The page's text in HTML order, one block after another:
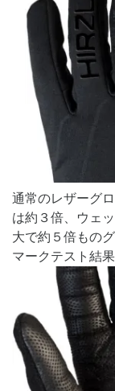
通常のレザーグ
は約３倍、ウェ
大で約５倍もの
マークテスト結